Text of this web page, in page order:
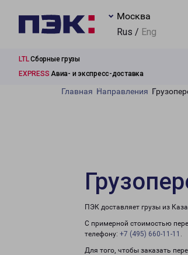
Москва
Rus / Eng
LTLСборные грузы
EXPRESS Авиа- и экспресс-доставка
Главная Направления
ПЭК доставляет грузы из
С примерной стоимостью
телефону: +7 (495) 660-11-11 .
Для того, чтобы заказать